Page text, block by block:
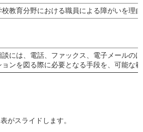
校教育分野における職員による障がいを理
談には、電話、ファックス、電子メールの
ョンを図る際に必要となる手段を、可能な
がスライドします。